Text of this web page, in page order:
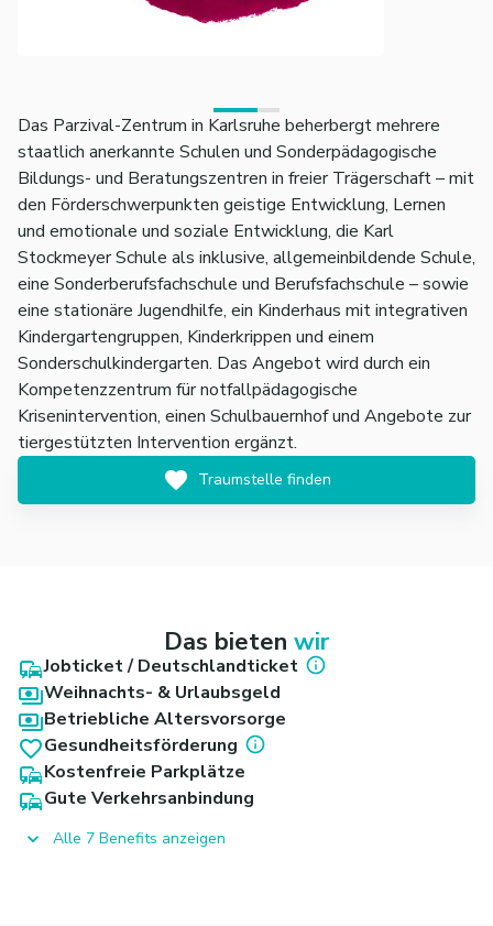
Das Parzival-Zentrum in Karlsruhe beherbergt mehrere
staatlich anerkannte Schulen und Sonderpädagogische
Bildungs- und Beratungszentren in freier Trägerschaft – mit
den Förderschwerpunkten geistige Entwicklung, Lernen
und emotionale und soziale Entwicklung, die Karl
Stockmeyer Schule als inklusive, allgemeinbildende Schule,
eine Sonderberufsfachschule und Berufsfachschule – sowie
eine stationäre Jugendhilfe, ein Kinderhaus mit integrativen
Kindergartengruppen, Kinderkrippen und einem
Sonderschulkindergarten. Das Angebot wird durch ein
Kompetenzzentrum für notfallpädagogische
Krisenintervention, einen Schulbauernhof und Angebote zur
tiergestützten Intervention ergänzt.
Traumstelle finden
Das bieten wir
Jobticket / Deutschlandticket
Weihnachts- & Urlaubsgeld
Betriebliche Altersvorsorge
Gesundheitsförderung
Kostenfreie Parkplätze
Gute Verkehrsanbindung
Alle 7 Benefits anzeigen